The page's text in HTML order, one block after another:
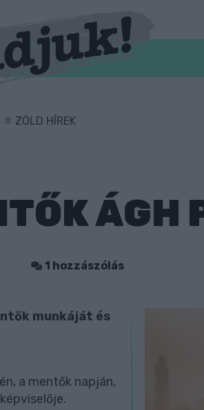
ZÖLD HÍREK
ÁGH
1 hozzászólás
munkáját és
a mentők napján,